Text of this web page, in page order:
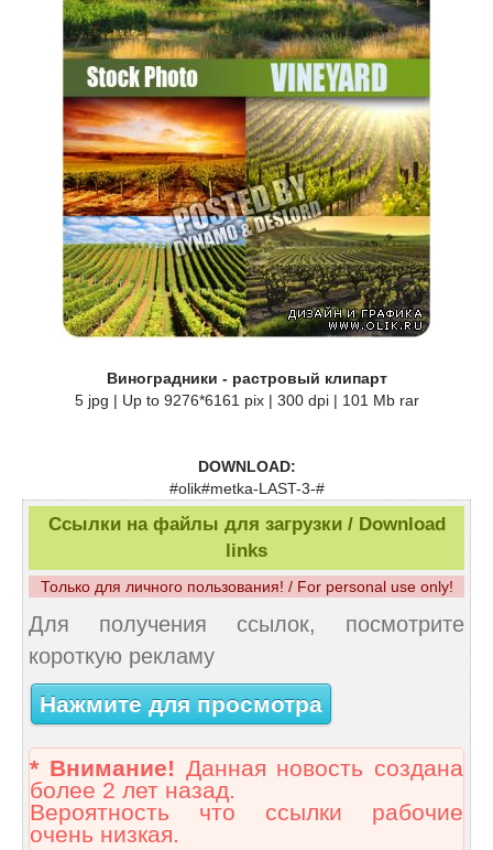
Виноградники - растровый клипарт
5 jpg | Up to 9276*6161 pix | 300 dpi | 101 Mb rar
DOWNLOAD:
#olik#metka-LAST-3-#
Ссылки на файлы для загрузки / Download
links
Только для личного пользования! / For personal use only!
Для получения ссылок, посмотрите
короткую рекламу
Нажмите для просмотра
* Внимание! Данная новость создана
более 2 лет назад.
Вероятность что ссылки рабочие
очень низкая.